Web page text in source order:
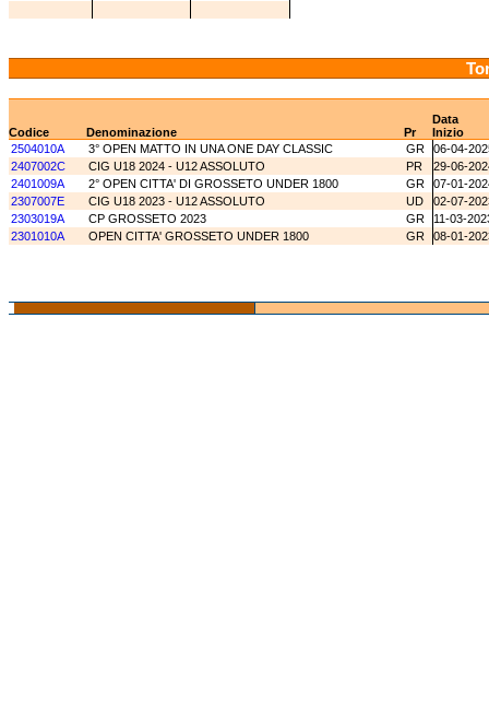
Data
Codice
Denominazione Pr
Inizio
2504010A
3° OPEN MATTO IN UNA ONE DAY CLASSIC GR
06-04-
2407002C
CIG U18 2024 - U12 ASSOLUTO PR
29-06-
2401009A
2° OPEN CITTA' DI GROSSETO UNDER 1800 GR
07-01-
2307007E
CIG U18 2023 - U12 ASSOLUTO UD
02-07-
2303019A
CP GROSSETO 2023 GR
11-03-
2301010A
OPEN CITTA' GROSSETO UNDER 1800 GR 08-01-